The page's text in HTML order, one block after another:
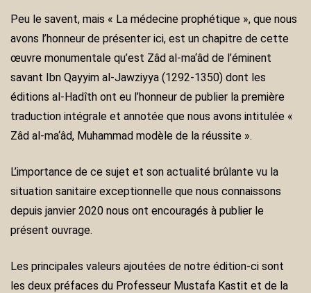
Peu le savent, mais « La médecine prophétique », que nous
avons l’honneur de présenter ici, est un chapitre de cette
œuvre monumentale qu’est Zâd al-ma‘âd de l’éminent
savant Ibn Qayyim al-Jawziyya (1292-1350) dont les
éditions al-Hadîth ont eu l’honneur de publier la première
traduction intégrale et annotée que nous avons intitulée «
Zâd al-ma‘âd, Muhammad modèle de la réussite ».
L’importance de ce sujet et son actualité brûlante vu la
situation sanitaire exceptionnelle que nous connaissons
depuis janvier 2020 nous ont encouragés à publier le
présent ouvrage.
Les principales valeurs ajoutées de notre édition-ci sont
les deux préfaces du Professeur Mustafa Kastit et de la